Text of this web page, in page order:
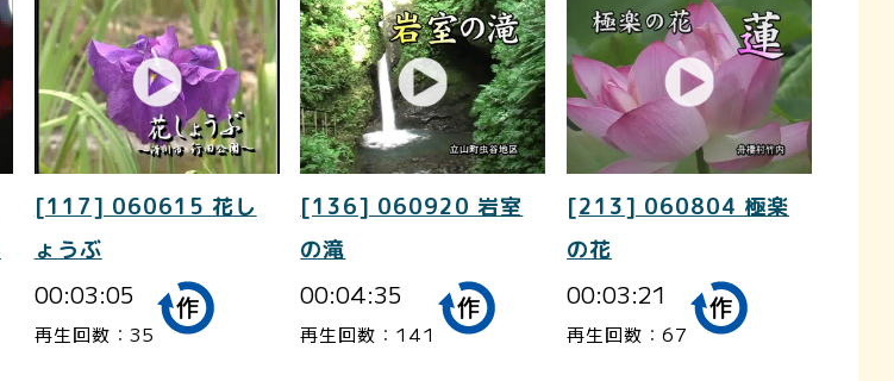
[117] 060615 花し
ょうぶ
00:03:05
再生回数：35
[136] 060920 岩室
の滝
00:04:35
再生回数：141
[213] 060804 極楽
の花
00:03:21
再生回数：67